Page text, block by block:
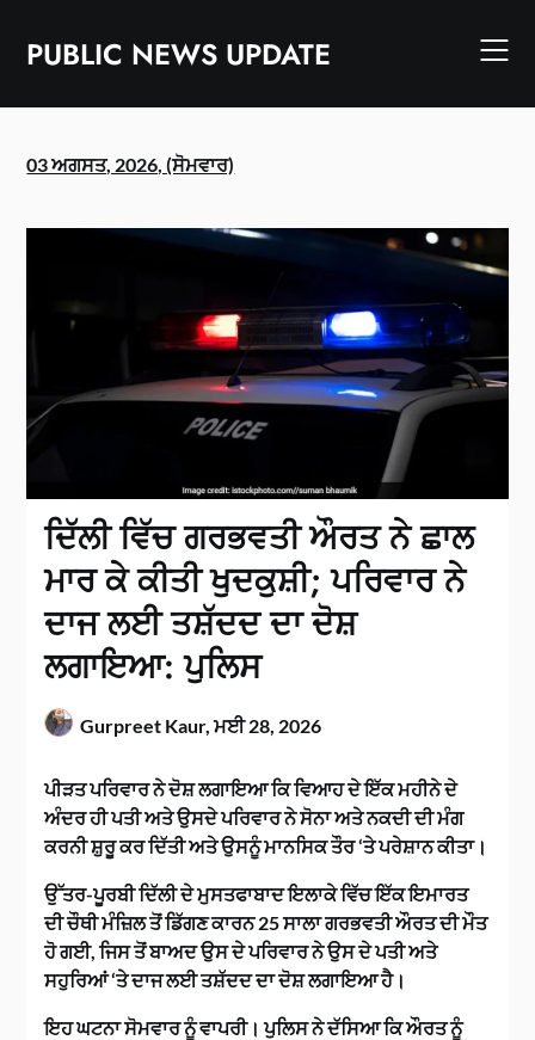
contentPUBLIC NEWS UPDATE
03 ਅਗਸਤ, 2026, (ਸੋਮਵਾਰ)
ਦਿੱਲੀ ਵਿੱਚ ਗਰਭਵਤੀ ਔਰਤ ਨੇ ਛਾਲ
ਮਾਰ ਕੇ ਕੀਤੀ ਖੁਦਕੁਸ਼ੀ; ਪਰਿਵਾਰ ਨੇ
ਦਾਜ ਲਈ ਤਸ਼ੱਦਦ ਦਾ ਦੋਸ਼
ਲਗਾਇਆ: ਪੁਲਿਸ
Gurpreet Kaur,ਮਈ 28, 2026
ਪੀੜਤ ਪਰਿਵਾਰ ਨੇ ਦੋਸ਼ ਲਗਾਇਆ ਕਿ ਵਿਆਹ ਦੇ ਇੱਕ ਮਹੀਨੇ ਦੇ
ਅੰਦਰ ਹੀ ਪਤੀ ਅਤੇ ਉਸਦੇ ਪਰਿਵਾਰ ਨੇ ਸੋਨਾ ਅਤੇ ਨਕਦੀ ਦੀ ਮੰਗ
ਕਰਨੀ ਸ਼ੁਰੂ ਕਰ ਦਿੱਤੀ ਅਤੇ ਉਸਨੂੰ ਮਾਨਸਿਕ ਤੌਰ ‘ਤੇ ਪਰੇਸ਼ਾਨ ਕੀਤਾ।
ਉੱਤਰ-ਪੂਰਬੀ ਦਿੱਲੀ ਦੇ ਮੁਸਤਫਾਬਾਦ ਇਲਾਕੇ ਵਿੱਚ ਇੱਕ ਇਮਾਰਤ
ਦੀ ਚੌਥੀ ਮੰਜ਼ਿਲ ਤੋਂ ਡਿੱਗਣ ਕਾਰਨ 25 ਸਾਲਾ ਗਰਭਵਤੀ ਔਰਤ ਦੀ ਮੌਤ
ਹੋ ਗਈ, ਜਿਸ ਤੋਂ ਬਾਅਦ ਉਸ ਦੇ ਪਰਿਵਾਰ ਨੇ ਉਸ ਦੇ ਪਤੀ ਅਤੇ
ਸਹੁਰਿਆਂ ‘ਤੇ ਦਾਜ ਲਈ ਤਸ਼ੱਦਦ ਦਾ ਦੋਸ਼ ਲਗਾਇਆ ਹੈ।
ਇਹ ਘਟਨਾ ਸੋਮਵਾਰ ਨੂੰ ਵਾਪਰੀ। ਪੁਲਿਸ ਨੇ ਦੱਸਿਆ ਕਿ ਔਰਤ ਨੂੰ